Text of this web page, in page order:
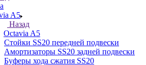
A5
Назад
Octavia A5
Стойки SS20 передней подвески
Амортизаторы SS20 задней подвески
Буферы хода сжатия SS20